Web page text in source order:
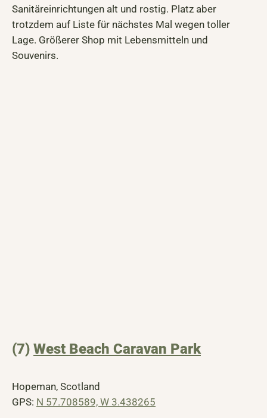
Sanitäreinrichtungen alt und rostig. Platz aber
trotzdem auf Liste für nächstes Mal wegen toller
Lage. Größerer Shop mit Lebensmitteln und
Souvenirs.
(7) West Beach Caravan Park
Hopeman, Scotland
GPS: N 57.708589, W 3.438265